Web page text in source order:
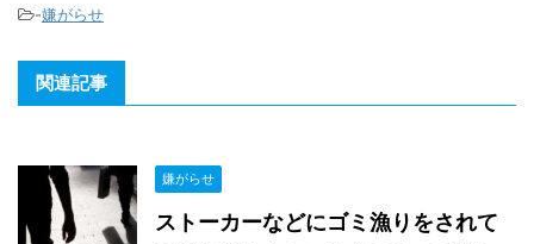
-嫌がらせ
関連記事
嫌がらせ
ストーカーなどにゴミ漁りをされて